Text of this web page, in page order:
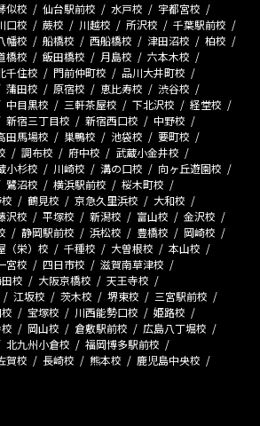
似校 仙台駅前校 水戸校
宇都宮校
口校 蕨校 川越校 所沢校
千葉駅前校
幡校 船橋校 西船橋校 津田沼校
柏校
橋校 飯田橋校 月島校
六本木校
千住校 門前仲町校
品川大井町校
蒲田校 原宿校 恵比寿校
渋谷校
中目黒校 三軒茶屋校 下北沢校
経堂校
新宿三丁目校 新宿西口校
中野校
田馬場校 巣鴨校 池袋校
要町校
調布校 府中校
武蔵小金井校
小杉校 川崎校 溝の口校
向ヶ丘遊園校
鷺沼校 横浜駅前校
桜木町校
鶴見校 京急久里浜校
大和校
沢校 平塚校 新潟校 富山校
金沢校
静岡駅前校 浜松校 豊橋校
岡崎校
（栄）校 千種校 大曽根校
本山校
宮校 四日市校
滋賀南草津校
校 大阪京橋校
天王寺校
江坂校 茨木校 堺東校
三宮駅前校
宝塚校 川西能勢口校
姫路校
岡山校 倉敷駅前校
広島八丁堀校
北九州小倉校
福岡博多駅前校
賀校 長崎校 熊本校
鹿児島中央校